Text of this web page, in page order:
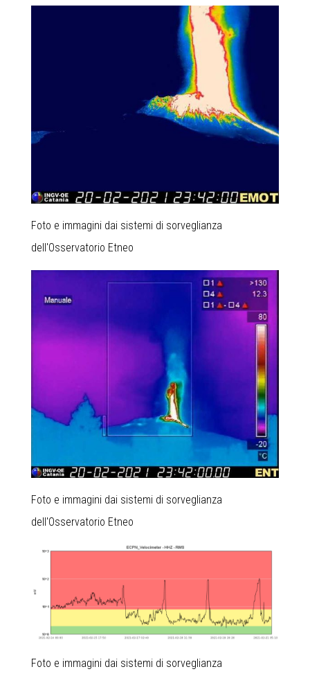
Foto e immagini dai sistemi di sorveglianza
dell'Osservatorio Etneo
Foto e immagini dai sistemi di sorveglianza
dell'Osservatorio Etneo
Foto e immagini dai sistemi di sorveglianza